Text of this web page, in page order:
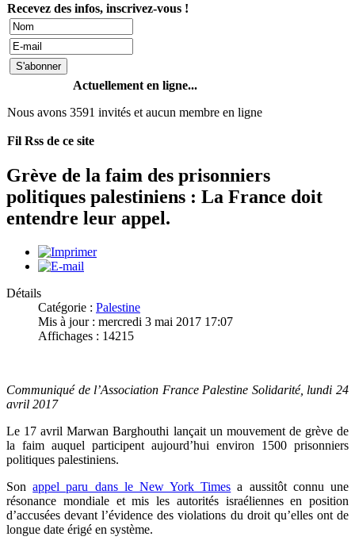
Recevez des infos, inscrivez-vous !
Actuellement en ligne...
Nous avons 3591 invités et aucun membre en ligne
Fil Rss de ce site
Grève de la faim des prisonniers
politiques palestiniens : La France doit
entendre leur appel.
Détails
Catégorie : Palestine
Mis à jour : mercredi 3 mai 2017 17:07
Affichages : 14215
Communiqué de l’Association France Palestine Solidarité, lundi 24
avril 2017
Le 17 avril Marwan Barghouthi lançait un mouvement de grève de
la faim auquel participent aujourd’hui environ 1500 prisonniers
politiques palestiniens.
Sonappel paru dans le New York Times a aussitôt connu une
résonance mondiale et mis les autorités israéliennes en position
d’accusées devant l’évidence des violations du droit qu’elles ont de
longue date érigé en système.